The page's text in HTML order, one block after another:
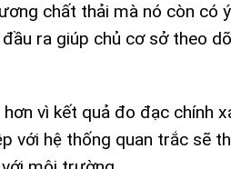
chất thải mà nó còn có
ra giúp chủ cơ sở theo
vì kết quả đo đạc chính
với hệ thống quan trắc sẽ